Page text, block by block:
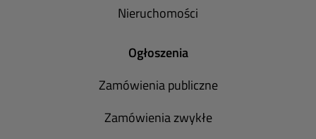
Nieruchomości
Ogłoszenia
Zamówienia publiczne
Zamówienia zwykłe